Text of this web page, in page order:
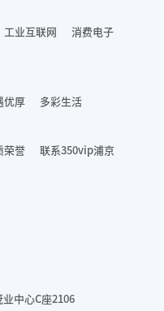
工业互联网
消费电子
优厚 多彩生活
荣誉
联系350vip浦京
中心C座2106